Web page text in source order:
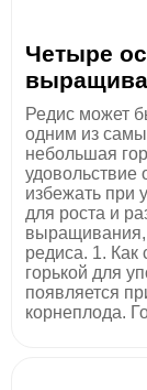
Четыре
Редис может
одним из
небольшая
удовольствие
избежать при
для роста и
выращивания,
редиса. 1.
горькой для
появляется
корнеплода.